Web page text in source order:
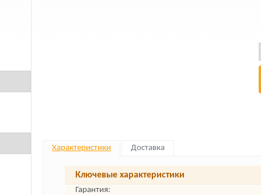
Характеристики Доставка
Ключевые характеристики
Гарантия: